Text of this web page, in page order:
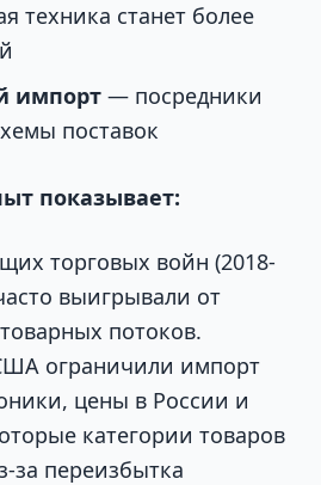
техника станет более
импорт — посредники
поставок
показывает:
торговых войн (2018-
выигрывали от
потоков.
ограничили импорт
цены в России и
категории товаров
за переизбытка